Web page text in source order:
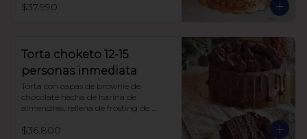
alulosa.
$37.990
Torta choketo 12-15
personas inmediata
Torta con capas de brownie de
chocolate hecha de harina de
almendras, rellena de frosting de
$36.800